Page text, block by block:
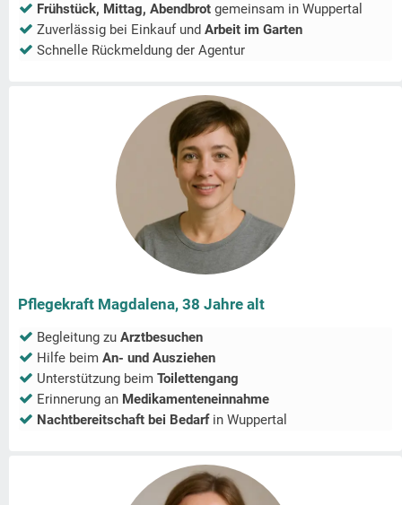
Frühstück, Mittag, Abendbrot gemeinsam in Wuppertal
Zuverlässig bei Einkauf und Arbeit im Garten
Schnelle Rückmeldung der Agentur
Pflegekraft Magdalena, 38 Jahre alt
Begleitung zu Arztbesuchen
Hilfe beim An- und Ausziehen
Unterstützung beim Toilettengang
Erinnerung an Medikamenteneinnahme
Nachtbereitschaft bei Bedarfin Wuppertal